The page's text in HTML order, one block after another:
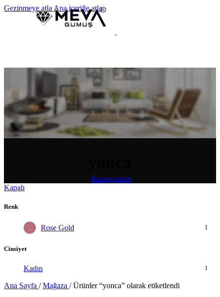
Gezinmeye atla Ana içeriğe atla
Kategoriler
Kapalı
Renk
Rose Gold 1
Cinsiyet
Kadın 1
Ana Sayfa / Mağaza / Ürünler “yonca” olarak etiketlendi